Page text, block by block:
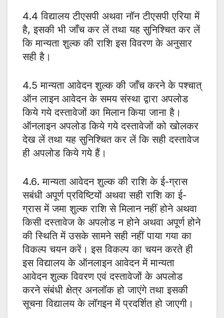
4.4 विद्यालय टीएसपी अथवा नॉन टीएसपी एरिया में
है, इसकी भी जाँच कर लें तथा यह सुनिश्चित कर लें
कि मान्यता शुल्क की राशि इस विवरण के अनुसार
सही है।
4.5 मान्यता आवेदन शुल्क की जाँच करने के पश्चात्
ऑन लाइन आवेदन के समय संस्था द्वारा अपलोड
किये गये दस्तावेजों का मिलान किया जाना है।
ऑनलाइन अपलोड किये गये दस्तावेजों को खोलकर
देख लें तथा यह सुनिश्चित कर लें कि सही दस्तावेज
ही अपलोड किये गये हैं।
4.6. मान्यता आवेदन शुल्क की राशि के ई-ग्रास
सबंधी अपूर्ण प्रविष्टियों अथवा सही राशि का ई-
ग्रास में जमा शुल्क राशि से मिलान नहीं होने अथवा
किसी दस्तावेज के अपलोड न होने अथवा अपूर्ण होने
की स्थिति में उसके सामने सही नहीं पाया गया का
विकल्प चयन करें। इस विकल्प का चयन करते ही
इस विद्यालय के ऑनलाइन आवेदन में मान्यता
आवेदन शुल्क विवरण एवं दस्तावेजों के अपलोड
करने संबंधी क्षेत्र अनलॉक हो जाएंगे तथा इसकी
सूचना विद्यालय के लॉगइन में प्रदर्शित हो जाएगी।